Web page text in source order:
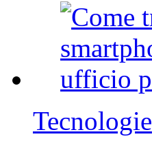
Tecnologie